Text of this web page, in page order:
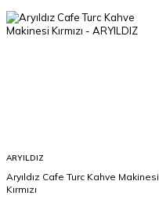
ARYILDIZ
Aryıldız Cafe Turc Kahve Makinesi
Kırmızı